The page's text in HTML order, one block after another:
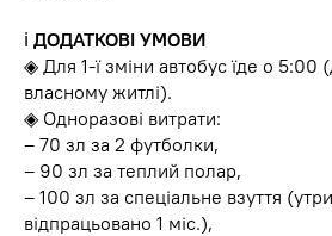
ℹ️ ДОДАТКОВІ УМОВИ
◈ Для 1-ї зміни автобус їде о 5:00
власному житлі).
◈ Одноразові витрати:
– 70 зл за 2 футболки,
– 90 зл за теплий полар,
– 100 зл за спеціальне взуття
відпрацьовано 1 міс.),